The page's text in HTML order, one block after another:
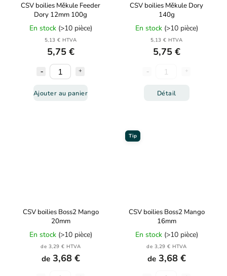
CSV boilies Měkule Feeder
Dory 12mm 100g
En stock (>10 pièce)
5,13 € HTVA
5,75 €
Ajouter au panier
CSV boilies Měkule Dory
140g
En stock (>10 pièce)
5,13 € HTVA
5,75 €
Détail
CSV boilies Boss2 Mango
20mm
En stock (>10 pièce)
de 3,29 € HTVA
de3,68 €
Tip
CSV boilies Boss2 Mango
16mm
En stock (>10 pièce)
de 3,29 € HTVA
de3,68 €